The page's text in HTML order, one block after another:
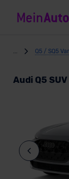
Q5 / SQ5
Audi Q5 SUV